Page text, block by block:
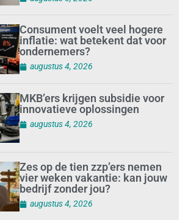
Consument voelt veel hogere
inflatie: wat betekent dat voor
ondernemers?
augustus 4, 2026
MKB’ers krijgen subsidie voor
innovatieve oplossingen
augustus 4, 2026
Zes op de tien zzp’ers nemen
vier weken vakantie: kan jouw
bedrijf zonder jou?
augustus 4, 2026